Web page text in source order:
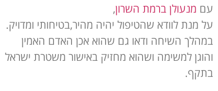
עם מנעולן ברמת השרון,
על מנת לוודא שהטיפול יהיה מהיר,בטיחותי ומדויק.
במהלך השיחה ודאו גם שהוא אכן האדם האמין
והוגן למשימה ושהוא מחזיק באישור משטרת ישראל
בתקף.